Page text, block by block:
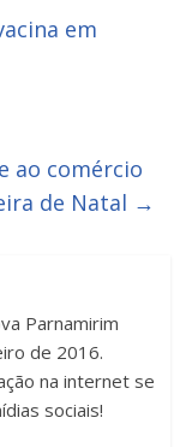
em
ao comércio
de Natal →
Parnamirim
de 2016.
na internet se
sociais!